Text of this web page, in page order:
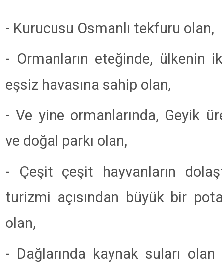
- Kurucusu Osmanlı tekfuru olan,
- Ormanların eteğinde, ülkenin
eşsiz havasına sahip olan,
- Ve yine ormanlarında, Geyik
ve doğal parkı olan,
- Çeşit çeşit hayvanların
turizmi açısından büyük bir
olan,
- Dağlarında kaynak suları olan